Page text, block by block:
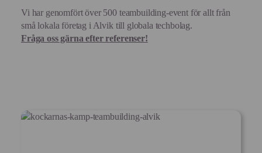
Vi har genomfört över 500 teambuilding-event för allt från
små lokala företag i Alvik till globala techbolag.
Fråga oss gärna efter referenser!